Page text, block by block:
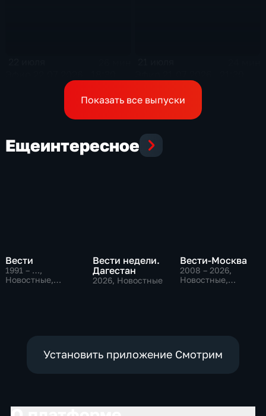
Показать все выпуски
Ещеинтересное
Вести
1991 – …,
Новостные,
Вести недели.
Дагестан
2026, Новостные
Вести-Москва
2008 – 2026,
Новостные,
Установить приложение Смотрим